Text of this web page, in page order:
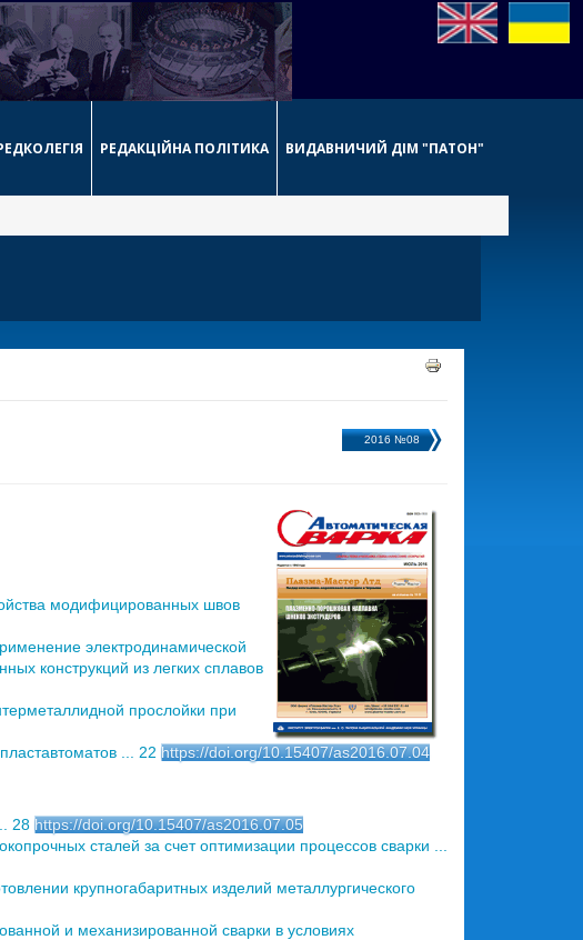
РЕДАКЦІЙНА ПОЛІТИКА ВИДАВНИЧИЙ ДІМ "ПАТОН"
2016 №08
модифицированных швов
электродинамической
конструкций из легких сплавов
прослойки при
... 22 https://doi.org/10.15407/as2016.07.04
28 https://doi.org/10.15407/as2016.07.05
сталей за счет оптимизации процессов сварки ...
крупногабаритных изделий металлургического
и механизированной сварки в условиях